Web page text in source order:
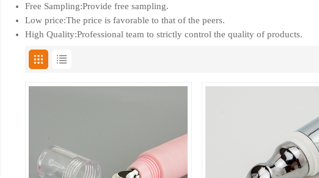
Free Sampling:Provide free sampling.
Low price:The price is favorable to that of the peers.
High Quality:Professional team to strictly control the quality of products.